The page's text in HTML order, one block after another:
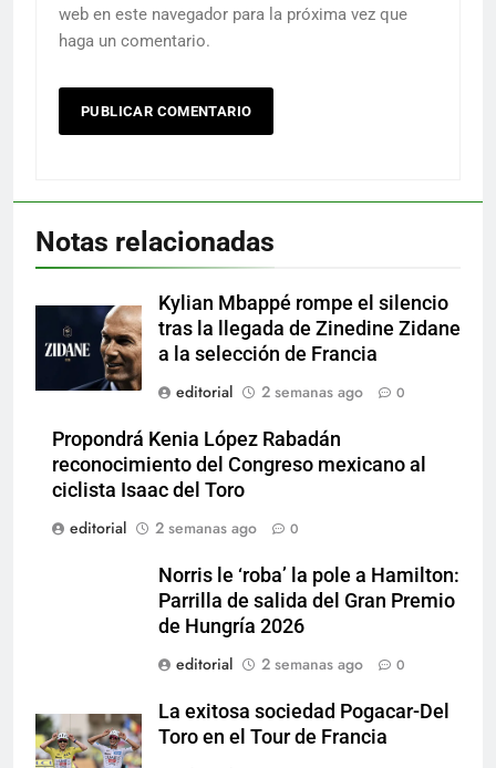
web en este navegador para la próxima vez que
haga un comentario.
Notas relacionadas
Kylian Mbappé rompe el silencio
tras la llegada de Zinedine Zidane
a la selección de Francia
editorial
2 semanas ago 0
Propondrá Kenia López Rabadán
reconocimiento del Congreso mexicano al
ciclista Isaac del Toro
editorial
2 semanas ago 0
Norris le ‘roba’ la pole a Hamilton:
Parrilla de salida del Gran Premio
de Hungría 2026
editorial
2 semanas ago 0
La exitosa sociedad Pogacar-Del
Toro en el Tour de Francia